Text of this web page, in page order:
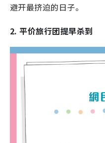
避开最挤迫的日子。
2. 平价旅行团提早杀到